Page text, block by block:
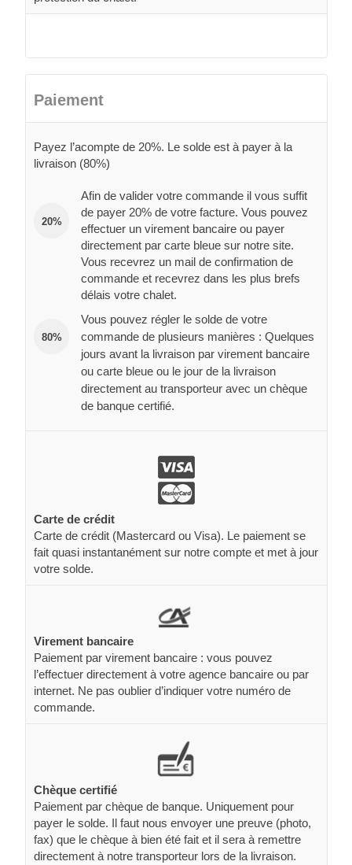
Paiement
Payez l’acompte de 20%. Le solde est à payer à la
livraison (80%)
20%
Afin de valider votre commande il vous suffit
de payer 20% de votre facture. Vous pouvez
effectuer un virement bancaire ou payer
directement par carte bleue sur notre site.
Vous recevrez un mail de confirmation de
commande et recevrez dans les plus brefs
délais votre chalet.
80%
Vous pouvez régler le solde de votre
commande de plusieurs manières : Quelques
jours avant la livraison par virement bancaire
ou carte bleue ou le jour de la livraison
directement au transporteur avec un chèque
de banque certifié.
Carte de crédit
Carte de crédit (Mastercard ou Visa). Le paiement se
fait quasi instantanément sur notre compte et met à jour
votre solde.
Virement bancaire
Paiement par virement bancaire : vous pouvez
l’effectuer directement à votre agence bancaire ou par
internet. Ne pas oublier d’indiquer votre numéro de
commande.
Chèque certifié
Paiement par chèque de banque. Uniquement pour
payer le solde. Il faut nous envoyer une preuve (photo,
fax) que le chèque à bien été fait et il sera à remettre
directement à notre transporteur lors de la livraison.